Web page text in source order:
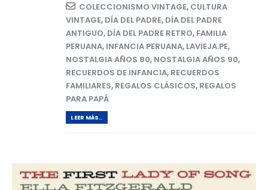
COLECCIONISMO VINTAGE, CULTURA
VINTAGE, DÍA DEL PADRE, DÍA DEL PADRE
ANTIGUO, DÍA DEL PADRE RETRO, FAMILIA
PERUANA, INFANCIA PERUANA, LAVIEJA.PE,
NOSTALGIA AÑOS 80, NOSTALGIA AÑOS 90,
RECUERDOS DE INFANCIA, RECUERDOS
FAMILIARES, REGALOS CLÁSICOS, REGALOS
PARA PAPÁ
LEER MÁS..